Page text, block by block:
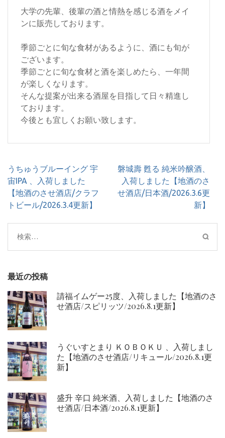
大学の先輩、後輩の酒と情熱を感じる酒をメイ
ンに販売しております。
季節ごとに旬な食材があるように、酒にも旬が
ございます。
季節ごとに旬な食材と酒を楽しめたら、一年間
が楽しくなります。
そんな提案が出来る酒屋を目指して日々精進し
ております。
今後とも宜しくお願い致します。
投
稿
ナ
ビ
シ
ョ
うちゅうブルーイング 宇
宙IPA 、入荷しました
【地酒のさせ酒店/クラフ
トビール/2026.3.4更新】
磐城壽 甦る 純米吟醸酒、
入荷しました【地酒のさ
せ酒店/日本酒/2026.3.6更
新】
検
索:
最近の投稿
請福イムゲー25度、入荷しました【地酒のさ
せ酒店/スピリッツ/2026.8.1更新】
うぐいすとまり ＫＯＢＯＫＵ 、入荷しまし
た【地酒のさせ酒店/リキュール/2026.8.1更
新】
盛升 辛口 純米酒、入荷しました【地酒のさ
せ酒店/日本酒/2026.8.1更新】